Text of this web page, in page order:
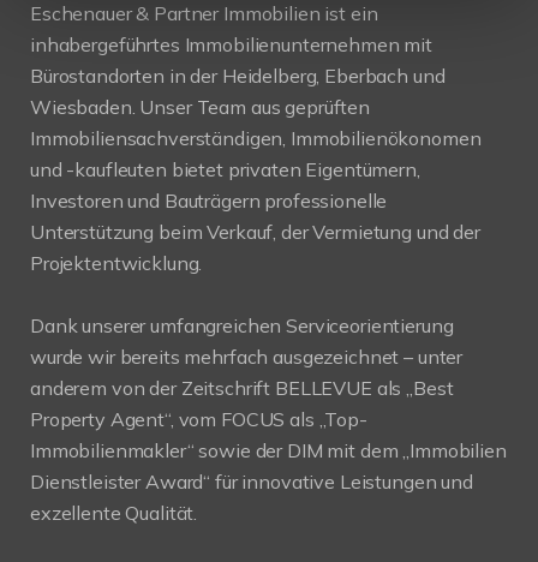
Eschenauer & Partner Immobilien ist ein
inhabergeführtes Immobilienunternehmen mit
Bürostandorten in der Heidelberg, Eberbach und
Wiesbaden. Unser Team aus geprüften
Immobiliensachverständigen, Immobilienökonomen
und -kaufleuten bietet privaten Eigentümern,
Investoren und Bauträgern professionelle
Unterstützung beim Verkauf, der Vermietung und der
Projektentwicklung.
Dank unserer umfangreichen Serviceorientierung
wurde wir bereits mehrfach ausgezeichnet – unter
anderem von der Zeitschrift BELLEVUE als „Best
Property Agent“, vom FOCUS als „Top-
Immobilienmakler“ sowie der DIM mit dem „Immobilien
Dienstleister Award“ für innovative Leistungen und
exzellente Qualität.